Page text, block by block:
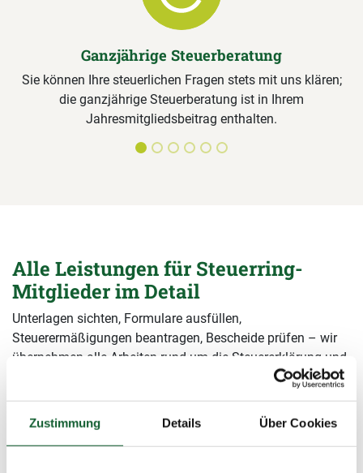
Zustimmung Details Über Cookies
Ganzjährige Steuerberatung
Sie können Ihre steuerlichen Fragen stets mit uns klären;
die ganzjährige Steuerberatung ist in Ihrem
Jahresmitgliedsbeitrag enthalten.
Alle Leistungen für Steuerring-
Mitglieder im Detail
Unterlagen sichten, Formulare ausfüllen,
Steuerermäßigungen beantragen, Bescheide prüfen – wir
übernehmen alle Arbeiten rund um die Steuererklärung und
mehr erfahrenmehr erfahren